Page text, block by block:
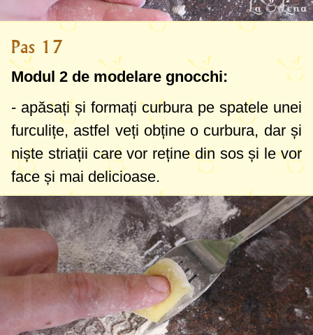
Pas 17
Modul 2 de modelare gnocchi:
- apăsați și formați curbura pe spatele unei
furculițe, astfel veți obține o curbura, dar și
niște striații care vor reține din sos și le vor
face și mai delicioase.